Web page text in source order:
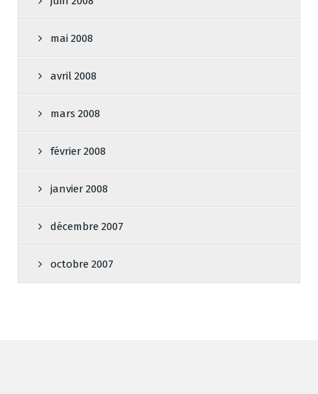
mai 2008
avril 2008
mars 2008
février 2008
janvier 2008
décembre 2007
octobre 2007